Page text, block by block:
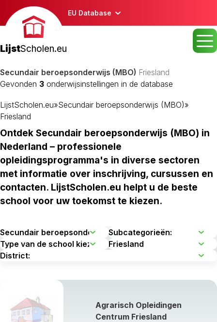
EU Database
LijstScholen.eu
Secundair beroepsonderwijs (MBO) Friesland
Gevonden 3 onderwijsinstellingen in de database
LijstScholen.eu»Secundair beroepsonderwijs (MBO)»
Friesland
Ontdek Secundair beroepsonderwijs (MBO) in
Nederland – professionele
opleidingsprogramma's in diverse sectoren
met informatie over inschrijving, cursussen en
contacten. LijstScholen.eu helpt u de beste
school voor uw toekomst te kiezen.
Agrarisch Opleidingen
Centrum Friesland